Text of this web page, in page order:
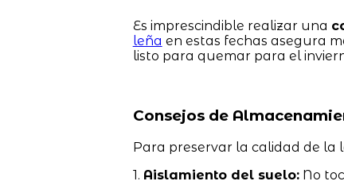
Es imprescindible realizar una
leña en estas fechas asegura
listo para quemar para el
Consejos de
Para preservar la calidad de la
1. Aislamiento del suelo:No